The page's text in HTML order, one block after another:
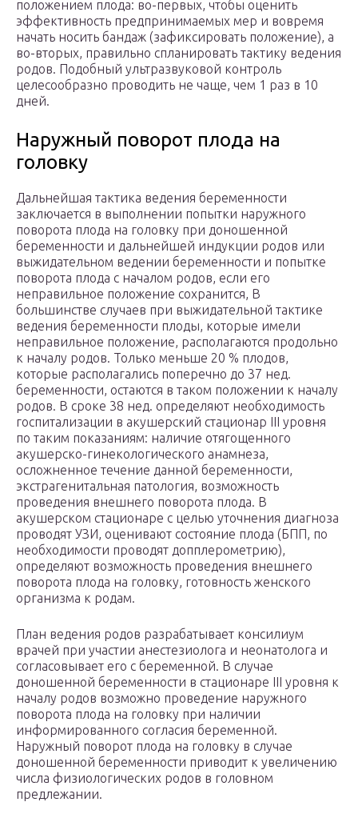
положением плода: во-первых, чтобы оценить
эффективность предпринимаемых мер и вовремя
начать носить бандаж (зафиксировать положение), а
во-вторых, правильно спланировать тактику ведения
родов. Подобный ультразвуковой контроль
целесообразно проводить не чаще, чем 1 раз в 10
дней.
Наружный поворот плода на
головку
Дальнейшая тактика ведения беременности
заключается в выполнении попытки наружного
поворота плода на головку при доношенной
беременности и дальнейшей индукции родов или
выжидательном ведении беременности и попытке
поворота плода с началом родов, если его
неправильное положение сохранится, В
большинстве случаев при выжидательной тактике
ведения беременности плоды, которые имели
неправильное положение, располагаются продольно
к началу родов. Только меньше 20 % плодов,
которые располагались поперечно до 37 нед.
беременности, остаются в таком положении к началу
родов. В сроке 38 нед. определяют необходимость
госпитализации в акушерский стационар III уровня
по таким показаниям: наличие отягощенного
акушерско-гинекологического анамнеза,
осложненное течение данной беременности,
экстрагенитальная патология, возможность
проведения внешнего поворота плода. В
акушерском стационаре с целью уточнения диагноза
проводят УЗИ, оценивают состояние плода (БПП, по
необходимости проводят допплерометрию),
определяют возможность проведения внешнего
поворота плода на головку, готовность женского
организма к родам.
План ведения родов разрабатывает консилиум
врачей при участии анестезиолога и неонатолога и
согласовывает его с беременной. В случае
доношенной беременности в стационаре III уровня к
началу родов возможно проведение наружного
поворота плода на головку при наличии
информированного согласия беременной.
Наружный поворот плода на головку в случае
доношенной беременности приводит к увеличению
числа физиологических родов в головном
предлежании.